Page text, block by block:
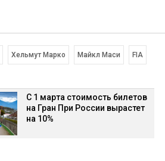
Хельмут Марко Майкл Маси FIA
С 1 марта стоимость билетов
на Гран При России вырастет
на 10%